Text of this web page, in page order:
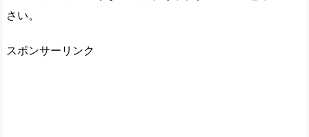
さい。
スポンサーリンク